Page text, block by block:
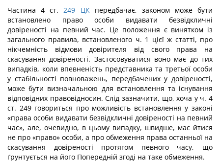
Частина 4 ст. 249 ЦКпередбачає, законом може бути
встановлено право особи видавати безвідкличні
довіреності на певний час. Це положення є винятком із
загального правила, встановленого ч. 1 цієї ж статті, про
нікчемність відмови довірителя від свого права на
скасування довіреності. Застосовуватися воно має до тих
випадків, коли впевненість представника та третьої особи
у стабільності повноважень, передбачених у довіреності,
може бути визначальною для встановлення та існування
відповідних правовідносин. Слід зазначити, що, хоча у ч. 4
ст. 249 говориться про можливість встановлення у законі
«права особи видавати безвідкличні довіреності на певний
час», але, очевидно, в цьому випадку, швидше, має йтися
не про «право» особи, а про обмеження права останньої на
скасування довіреності протягом певного часу, що
ґрунтується на його Попередній згоді на таке обмеження.